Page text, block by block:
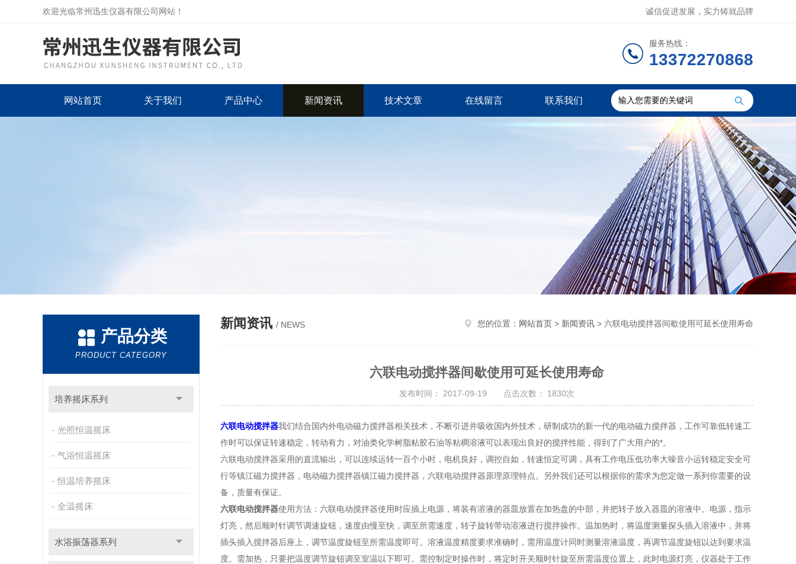
欢迎光临常州迅生仪器有限公司网站！ 诚信促进发展，实力铸就品牌
服务热线：
13372270868
网站首页 关于我们 产品中心 新闻资讯 技术文章 在线留言 联系我们
产品分类
PRODUCT CATEGORY
培养摇床系列
光照恒温摇床
气浴恒温摇床
恒温培养摇床
全温摇床
水浴振荡器系列
新闻资讯 / NEWS 您的位置： 网站首页 > 新闻资讯 > 六联电动搅拌器间歇使用可延长使用寿命
六联电动搅拌器间歇使用可延长使用寿命
发布时间： 2017-09-19 点击次数： 1830次
六联电动搅拌器我们结合国内外电动磁力搅拌器相关技术，不断引进并吸收国内外技术，研制成功的新一代的电动磁力搅拌器，工作可靠低转速工
作时可以保证转速稳定，转动有力，对油类化学树脂粘胶石油等粘稠溶液可以表现出良好的搅拌性能，得到了广大用户的*。
六联电动搅拌器采用的直流输出，可以连续运转一百个小时，电机良好，调控自如，转速恒定可调，具有工作电压低功率大噪音小运转稳定安全可
行等镇江磁力搅拌器，电动磁力搅拌器镇江磁力搅拌器，六联电动搅拌器原理原理特点。另外我们还可以根据你的需求为您定做一系列你需要的设
备，质量有保证。
六联电动搅拌器使用方法：六联电动搅拌器使用时应插上电源，将装有溶液的器皿放置在加热盘的中部，并把转子放入器皿的溶液中。电源，指示
灯亮，然后顺时针调节调速旋钮，速度由慢至快，调至所需速度，转子旋转带动溶液进行搅拌操作。温加热时，将温度测量探头插入溶液中，并将
插头插入搅拌器后座上，调节温度旋钮至所需温度即可。溶液温度精度要求准确时，需用温度计同时测量溶液温度，再调节温度旋钮以达到要求温
度。需加热，只要把温度调节旋钮调至室温以下即可。需控制定时操作时，将定时开关顺时针旋至所需温度位置上，此时电源灯亮，仪器处于工作